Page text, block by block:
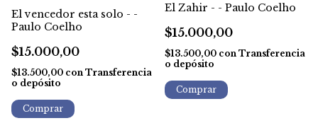
El vencedor esta solo - -
Paulo Coelho
$15.000,00
$13.500,00 con Transferencia
o depósito
El Zahir - - Paulo Coelho
$15.000,00
$13.500,00 con Transferencia
o depósito